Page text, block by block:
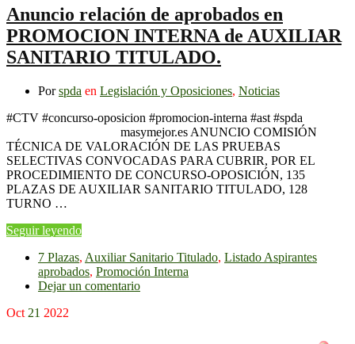
Anuncio relación de aprobados en
PROMOCION INTERNA de AUXILIAR
SANITARIO TITULADO.
Porspda en Legislación y Oposiciones, Noticias
#CTV #concurso-oposicion #promocion-interna #ast #spda
masymejor.es ANUNCIO COMISIÓN
TÉCNICA DE VALORACIÓN DE LAS PRUEBAS
SELECTIVAS CONVOCADAS PARA CUBRIR, POR EL
PROCEDIMIENTO DE CONCURSO-OPOSICIÓN, 135
PLAZAS DE AUXILIAR SANITARIO TITULADO, 128
TURNO …
Seguir leyendo
7 Plazas, Auxiliar Sanitario Titulado, Listado Aspirantes
aprobados, Promoción Interna
Dejar un comentario
Oct 21 2022